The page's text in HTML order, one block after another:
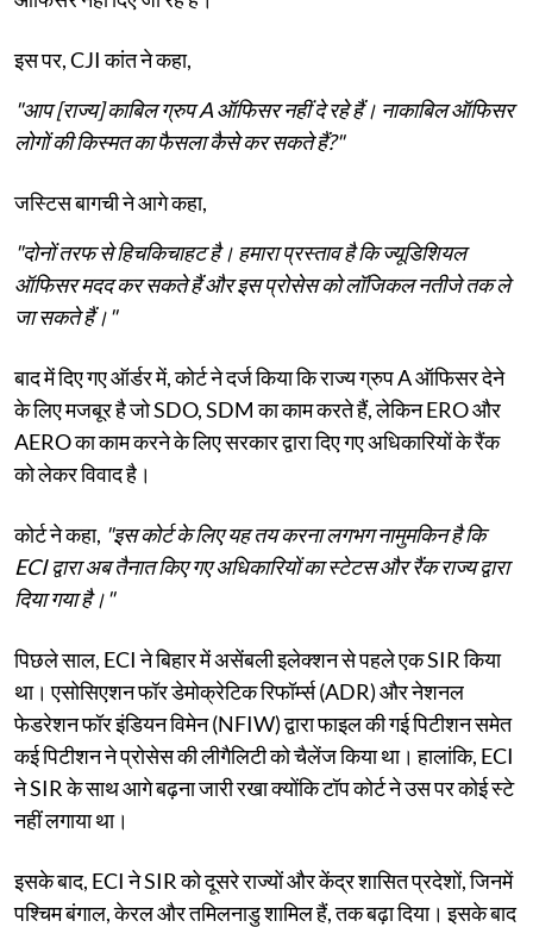
इस पर, CJI कांत ने कहा,
"आप [राज्य] काबिल ग्रुप A ऑफिसर नहीं दे रहे हैं। नाकाबिल ऑफिसर
लोगों की किस्मत का फैसला कैसे कर सकते हैं?"
जस्टिस बागची ने आगे कहा,
"दोनों तरफ से हिचकिचाहट है। हमारा प्रस्ताव है कि ज्यूडिशियल
ऑफिसर मदद कर सकते हैं और इस प्रोसेस को लॉजिकल नतीजे तक ले
जा सकते हैं।"
बाद में दिए गए ऑर्डर में, कोर्ट ने दर्ज किया कि राज्य ग्रुप A ऑफिसर देने
के लिए मजबूर है जो SDO, SDM का काम करते हैं, लेकिन ERO और
AERO का काम करने के लिए सरकार द्वारा दिए गए अधिकारियों के रैंक
को लेकर विवाद है।
कोर्ट ने कहा, "इस कोर्ट के लिए यह तय करना लगभग नामुमकिन है कि
ECI द्वारा अब तैनात किए गए अधिकारियों का स्टेटस और रैंक राज्य द्वारा
दिया गया है।"
पिछले साल, ECI ने बिहार में असेंबली इलेक्शन से पहले एक SIR किया
था। एसोसिएशन फॉर डेमोक्रेटिक रिफॉर्म्स (ADR) और नेशनल
फेडरेशन फॉर इंडियन विमेन (NFIW) द्वारा फाइल की गई पिटीशन समेत
कई पिटीशन ने प्रोसेस की लीगैलिटी को चैलेंज किया था। हालांकि, ECI
ने SIR के साथ आगे बढ़ना जारी रखा क्योंकि टॉप कोर्ट ने उस पर कोई स्टे
नहीं लगाया था।
इसके बाद, ECI ने SIR को दूसरे राज्यों और केंद्र शासित प्रदेशों, जिनमें
पश्चिम बंगाल, केरल और तमिलनाडु शामिल हैं, तक बढ़ा दिया। इसके बाद